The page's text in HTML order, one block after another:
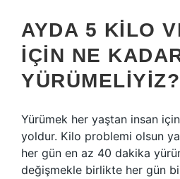
AYDA 5 KILO
IÇIN NE
YÜRÜMELIYIZ?
Yürümek her yaştan insan
yoldur. Kilo problemi olsun
her gün en az 40 dakika
değişmekle birlikte her gün